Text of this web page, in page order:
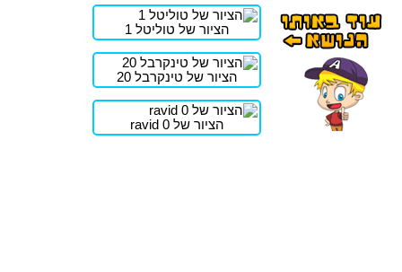
הציור של טוליטל 1
הציור של טינקרבל 20
הציור של ravid 0